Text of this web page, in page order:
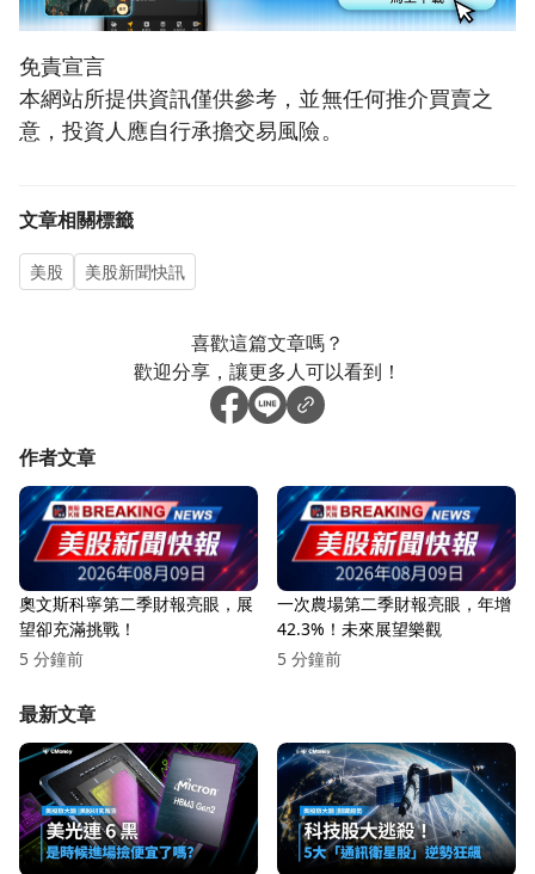
免責宣言
本網站所提供資訊僅供參考，並無任何推介買賣之
意，投資人應自行承擔交易風險。
文章相關標籤
美股 美股新聞快訊
喜歡這篇文章嗎？
歡迎分享，讓更多人可以看到！
作者文章
奧文斯科寧第二季財報亮眼，展
望卻充滿挑戰！
5 分鐘前
一次農場第二季財報亮眼，年增
42.3%！未來展望樂觀
5 分鐘前
最新文章